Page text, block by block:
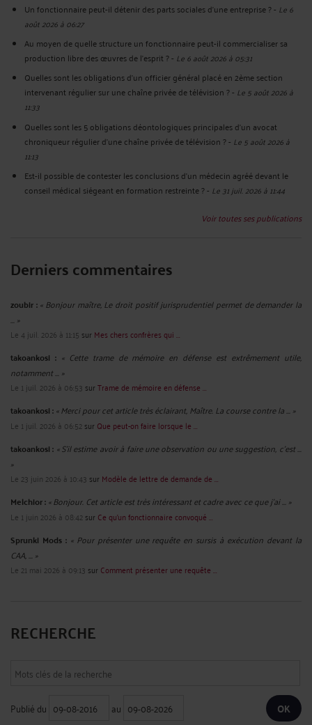
Un fonctionnaire peut-il détenir des parts sociales d’une entreprise ?- Le 6
août 2026 à 06:27
Au moyen de quelle structure un fonctionnaire peut-il commercialiser sa
production libre des œuvres de l’esprit ?- Le 6 août 2026 à 05:31
Quelles sont les obligations d’un officier général placé en 2ème section
intervenant régulier sur une chaîne privée de télévision ?- Le 5 août 2026 à
11:33
Quelles sont les 5 obligations déontologiques principales d’un avocat
chroniqueur régulier d’une chaîne privée de télévision ?- Le 5 août 2026 à
11:13
Est-il possible de contester les conclusions d’un médecin agréé devant le
conseil médical siégeant en formation restreinte ?- Le 31 juil. 2026 à 11:44
Voir toutes ses publications
Derniers commentaires
zoubir : « Bonjour maître, Le droit positif jurisprudentiel permet de demander la
... »
Le 4 juil. 2026 à 11:15 sur Mes chers confrères qui ...
takoankosi : « Cette trame de mémoire en défense est extrêmement utile,
notamment ... »
Le 1 juil. 2026 à 06:53 surTrame de mémoire en défense ...
takoankosi :« Merci pour cet article très éclairant, Maître. La course contre la ... »
Le 1 juil. 2026 à 06:52sur Que peut-on faire lorsque le ...
takoankosi : « S’il estime avoir à faire une observation ou une suggestion, c’est ...
»
Le 23 juin 2026 à 10:43 sur Modèle de lettre de demande de ...
Melchior :« Bonjour. Cet article est très intéressant et cadre avec ce que j'ai ... »
Le 1 juin 2026 à 08:42sur Ce qu’un fonctionnaire convoqué ...
Sprunki Mods : « Pour présenter une requête en sursis à exécution devant la
CAA, ... »
Le 21 mai 2026 à 09:13 sur Comment présenter une requête ...
RECHERCHE
Publié du au